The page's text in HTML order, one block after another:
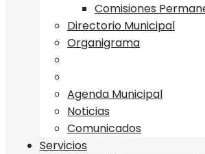
Comisiones
Directorio Municipal
Organigrama
Agenda Municipal
Noticias
Comunicados
Servicios